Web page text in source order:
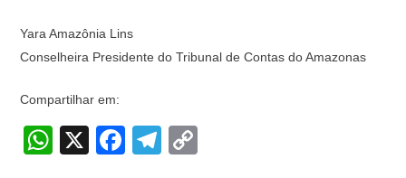
Yara Amazônia Lins
Conselheira Presidente do Tribunal de Contas do Amazonas
Compartilhar em:
W
X
F
T